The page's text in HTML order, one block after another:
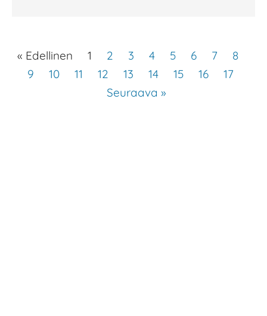
« Edellinen 1 2 3 4 5 6 7
8
9
10 11 12 13 14 15 16
17
Seuraava »